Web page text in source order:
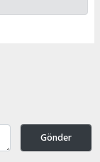
Gönder